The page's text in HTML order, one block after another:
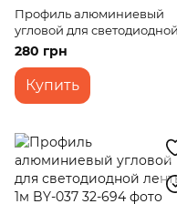
Профиль алюминиевый
угловой для светодиодной
ленты 2м BY-037
280 грн
Купить